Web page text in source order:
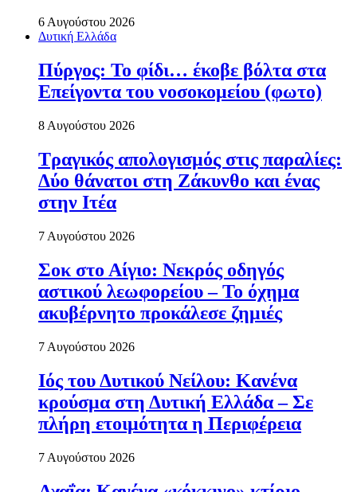
6 Αυγούστου 2026
Δυτική Ελλάδα
Πύργος: Το φίδι… έκοβε βόλτα στα
Επείγοντα του νοσοκομείου (φωτο)
8 Αυγούστου 2026
Τραγικός απολογισμός στις παραλίες:
Δύο θάνατοι στη Ζάκυνθο και ένας
στην Ιτέα
7 Αυγούστου 2026
Σοκ στο Αίγιο: Νεκρός οδηγός
αστικού λεωφορείου – Το όχημα
ακυβέρνητο προκάλεσε ζημιές
7 Αυγούστου 2026
Ιός του Δυτικού Νείλου: Κανένα
κρούσμα στη Δυτική Ελλάδα – Σε
πλήρη ετοιμότητα η Περιφέρεια
7 Αυγούστου 2026